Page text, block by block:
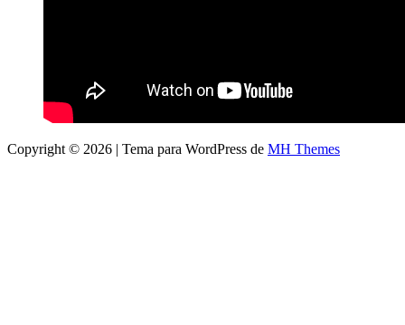
Copyright © 2026 | Tema para WordPress de MH Themes